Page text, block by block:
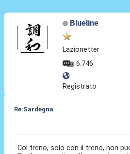
Blueline
Lazionetter
6.746
Registrato
Re:Sardegna
Col treno, solo con il treno, non